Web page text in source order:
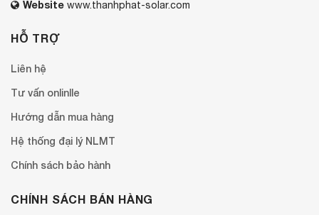
Website www.thanhphat-solar.com
HỖ TRỢ
Liên hệ
Tư vấn onlinlle
Hướng dẫn mua hàng
Hệ thống đại lý NLMT
Chính sách bảo hành
CHÍNH SÁCH BÁN HÀNG